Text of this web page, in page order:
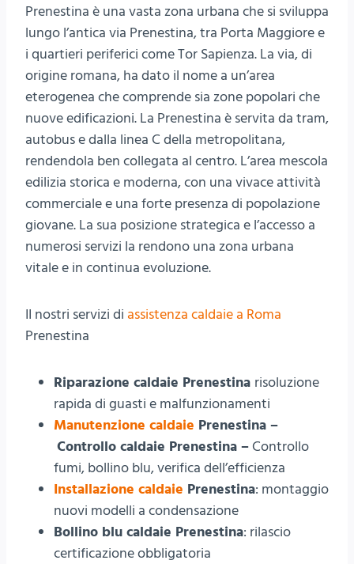
Prenestina è una vasta zona urbana che si sviluppa
lungo l’antica via Prenestina, tra Porta Maggiore e
i quartieri periferici come Tor Sapienza. La via, di
origine romana, ha dato il nome a un’area
eterogenea che comprende sia zone popolari che
nuove edificazioni. La Prenestina è servita da tram,
autobus e dalla linea C della metropolitana,
rendendola ben collegata al centro. L’area mescola
edilizia storica e moderna, con una vivace attività
commerciale e una forte presenza di popolazione
giovane. La sua posizione strategica e l’accesso a
numerosi servizi la rendono una zona urbana
vitale e in continua evoluzione.
II nostri servizi di assistenza caldaie a Roma
Prenestina
Riparazione caldaie Prenestina risoluzione
rapida di guasti e malfunzionamenti
Manutenzione caldaie Prenestina –
Controllo caldaie Prenestina – Controllo
fumi, bollino blu, verifica dell’efficienza
Installazione caldaie Prenestina: montaggio
nuovi modelli a condensazione
Bollino blu caldaie Prenestina: rilascio
certificazione obbligatoria